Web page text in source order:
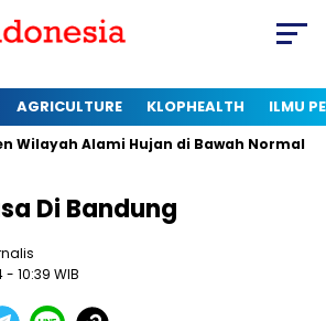
AGRICULTURE KLOPHEALTH ILMU
Hujan di Bawah Normal Kapan
Di Bandung
- 10:39 WIB